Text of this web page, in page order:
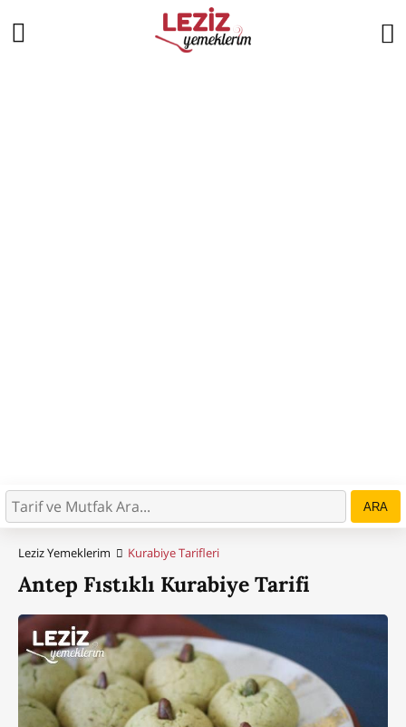
ARA
Leziz Yemeklerim Kurabiye Tarifleri
Antep Fıstıklı Kurabiye Tarifi